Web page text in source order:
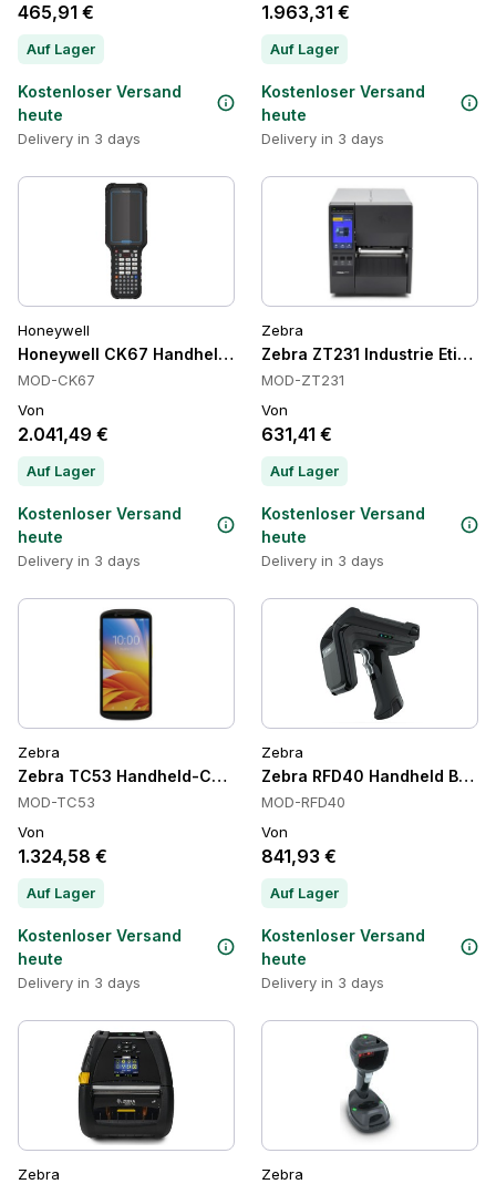
465,91 €
Auf Lager
Kostenloser Versand
heute
Delivery in 3 days
1.963,31 €
Auf Lager
Kostenloser Versand
heute
Delivery in 3 days
Honeywell
Honeywell CK67 Handheld-Computer, Wi-Fi 6E, IP65/IP68
MOD-CK67
Von
2.041,49 €
Auf Lager
Kostenloser Versand
heute
Delivery in 3 days
Zebra
Zebra ZT231 Industrie
MOD-ZT231
Von
631,41 €
Auf Lager
Kostenloser Versand
heute
Delivery in 3 days
Zebra
Zebra TC53 Handheld-Computer, Wi-Fi 6E, 6,0 Zoll
MOD-TC53
Von
1.324,58 €
Auf Lager
Kostenloser Versand
heute
Delivery in 3 days
Zebra
Zebra RFD40 Handheld
MOD-RFD40
Von
841,93 €
Auf Lager
Kostenloser Versand
heute
Delivery in 3 days
Zebra Zebra